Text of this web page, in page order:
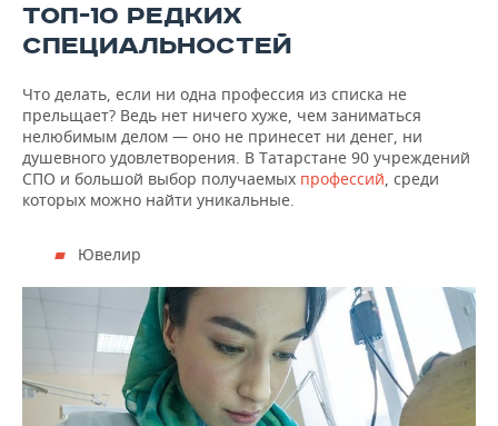
ТОП-10 РЕДКИХ
СПЕЦИАЛЬНОСТЕЙ
Что делать, если ни одна профессия из списка не
прельщает? Ведь нет ничего хуже, чем заниматься
нелюбимым делом — оно не принесет ни денег, ни
душевного удовлетворения. В Татарстане 90 учреждений
СПО и большой выбор получаемых профессий, среди
которых можно найти уникальные.
Ювелир